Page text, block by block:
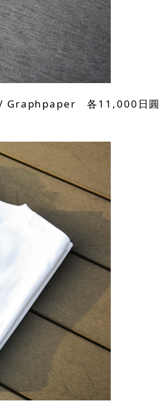
/ Graphpaper 各11,000日圓